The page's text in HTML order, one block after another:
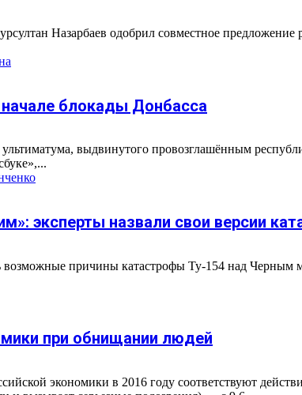
Назарбаев одобрил совместное
блокады Донбасса
выдвинутого провозглашённым
эксперты назвали свои версии
причины катастрофы Ту-154 над
при обнищании людей
экономики в 2016 году соответствуют